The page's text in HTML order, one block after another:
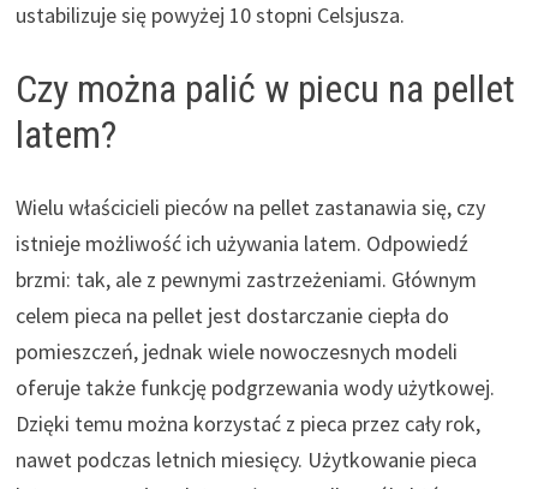
ustabilizuje się powyżej 10 stopni Celsjusza.
Czy można palić w piecu na pellet
latem?
Wielu właścicieli pieców na pellet zastanawia się, czy
istnieje możliwość ich używania latem. Odpowiedź
brzmi: tak, ale z pewnymi zastrzeżeniami. Głównym
celem pieca na pellet jest dostarczanie ciepła do
pomieszczeń, jednak wiele nowoczesnych modeli
oferuje także funkcję podgrzewania wody użytkowej.
Dzięki temu można korzystać z pieca przez cały rok,
nawet podczas letnich miesięcy. Użytkowanie pieca